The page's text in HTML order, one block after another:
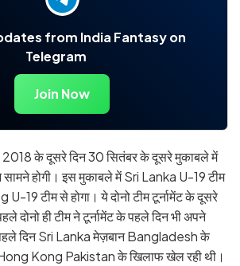
from India Fantasy on
Telegram
Join Now
के दूसरे दिन 30 सितंबर के दूसरे मुकाबले में
होगी। इस मुकाबले में Sri Lanka U-19 टीम
19 टीम से होगा। ये दोनो टीम टूर्नामेंट के दूसरे
दोनो ही टीम ने टूर्नामेंट के पहले दिन भी अपने
दिन Sri Lanka मेज़बान Bangladesh के
Kong Pakistan के खिलाफ खेल रही थी।